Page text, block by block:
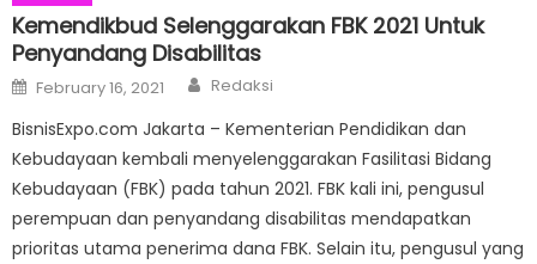
Kemendikbud Selenggarakan FBK 2021 Untuk
Penyandang Disabilitas
Posted
on
February 16, 2021 Author
Redaksi
BisnisExpo.com Jakarta – Kementerian Pendidikan dan
Kebudayaan kembali menyelenggarakan Fasilitasi Bidang
Kebudayaan (FBK) pada tahun 2021. FBK kali ini, pengusul
perempuan dan penyandang disabilitas mendapatkan
prioritas utama penerima dana FBK. Selain itu, pengusul yang